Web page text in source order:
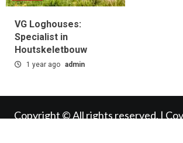
VG Loghouses:
Specialist in
Houtskeletbouw
1 year ago admin
Copyright © All rights reserved. |